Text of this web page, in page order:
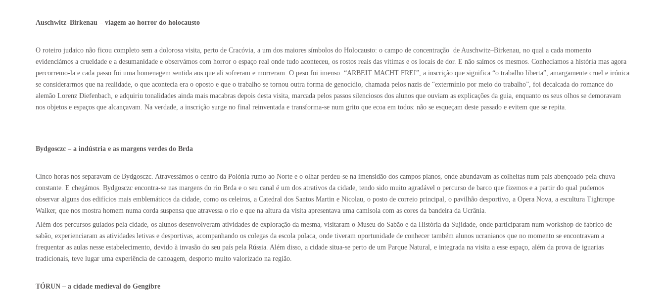
Auschwitz–Birkenau – viagem ao horror do holocausto
O roteiro judaico não ficou completo sem a dolorosa visita, perto de Cracóvia, a um dos maiores símbolos do Holocausto: o campo de concentração de Auschwitz–Birkenau, no qual a cada momento
evidenciámos a crueldade e a desumanidade e observámos com horror o espaço real onde tudo aconteceu, os rostos reais das vítimas e os locais de dor. E não saímos os mesmos. Conhecíamos a história mas agora
percorremo-la e cada passo foi uma homenagem sentida aos que ali sofreram e morreram. O peso foi imenso. “ARBEIT MACHT FREI”, a inscrição que significa “o trabalho liberta”, amargamente cruel e irónica
se considerarmos que na realidade, o que acontecia era o oposto e que o trabalho se tornou outra forma de genocídio, chamada pelos nazis de “extermínio por meio do trabalho”, foi decalcada do romance do
alemão Lorenz Diefenbach, e adquiriu tonalidades ainda mais macabras depois desta visita, marcada pelos passos silenciosos dos alunos que ouviam as explicações da guia, enquanto os seus olhos se demoravam
nos objetos e espaços que alcançavam. Na verdade, a inscrição surge no final reinventada e transforma-se num grito que ecoa em todos: não se esqueçam deste passado e evitem que se repita.
Bydgosczc – a indústria e as margens verdes do Brda
Cinco horas nos separavam de Bydgosczc. Atravessámos o centro da Polónia rumo ao Norte e o olhar perdeu-se na imensidão dos campos planos, onde abundavam as colheitas num país abençoado pela chuva
constante. E chegámos. Bydgosczc encontra-se nas margens do rio Brda e o seu canal é um dos atrativos da cidade, tendo sido muito agradável o percurso de barco que fizemos e a partir do qual pudemos
observar alguns dos edifícios mais emblemáticos da cidade, como os celeiros, a Catedral dos Santos Martin e Nicolau, o posto de correio principal, o pavilhão desportivo, a Opera Nova, a escultura Tightrope
Walker, que nos mostra homem numa corda suspensa que atravessa o rio e que na altura da visita apresentava uma camisola com as cores da bandeira da Ucrânia.
Além dos percursos guiados pela cidade, os alunos desenvolveram atividades de exploração da mesma, visitaram o Museu do Sabão e da História da Sujidade, onde participaram num workshop de fabrico de
sabão, experienciaram as atividades letivas e desportivas, acompanhando os colegas da escola polaca, onde tiveram oportunidade de conhecer também alunos ucranianos que no momento se encontravam a
frequentar as aulas nesse estabelecimento, devido à invasão do seu país pela Rússia. Além disso, a cidade situa-se perto de um Parque Natural, e integrada na visita a esse espaço, além da prova de iguarias
tradicionais, teve lugar uma experiência de canoagem, desporto muito valorizado na região.
TÓRUN – a cidade medieval do Gengibre